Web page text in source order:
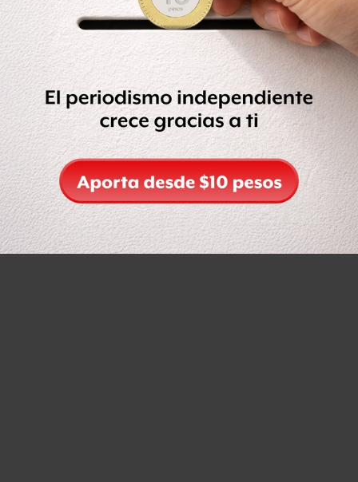
Copy: PORCENTAJES PARA CADA FÓRMULA DE CANDIDATO / PARTIDO (REDONDEOS)
|Create infographics
Encuesta Buendía & Laredo